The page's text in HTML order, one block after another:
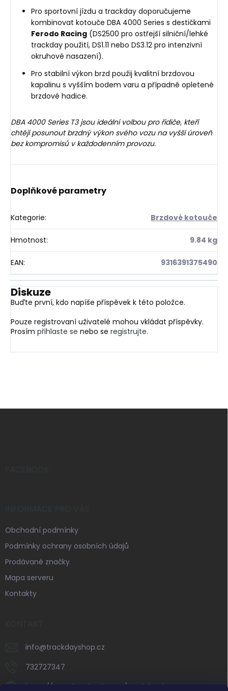
Pro sportovní jízdu a trackday doporučujeme
kombinovat kotouče DBA 4000 Series s destičkami
Ferodo Racing (DS2500 pro ostřejší silniční/lehké
trackday použití, DS1.11 nebo DS3.12 pro intenzivní
okruhové nasazení).
Pro stabilní výkon brzd použij kvalitní brzdovou
kapalinu s vyšším bodem varu a případně opletené
brzdové hadice.
DBA 4000 Series T3 jsou ideální volbou pro řidiče, kteří
chtějí posunout brzdný výkon svého vozu na vyšší úroveň
bez kompromisů v každodenním provozu.
Doplňkové parametry
Kategorie: Brzdové kotouče
Hmotnost: 9.84 kg
EAN: 9316391375490
Diskuze
Buďte první, kdo napíše příspěvek k této položce.
Pouze registrovaní uživatelé mohou vkládat příspěvky.
Prosím přihlaste se nebo se registrujte.
Obchodní podmínky
Podmínky ochrany osobních údajů
Prodávané značky
Mapa serveru
Kontakty
info@trackdayshop.cz
732727347
https://www.facebook.com/trackdayshop